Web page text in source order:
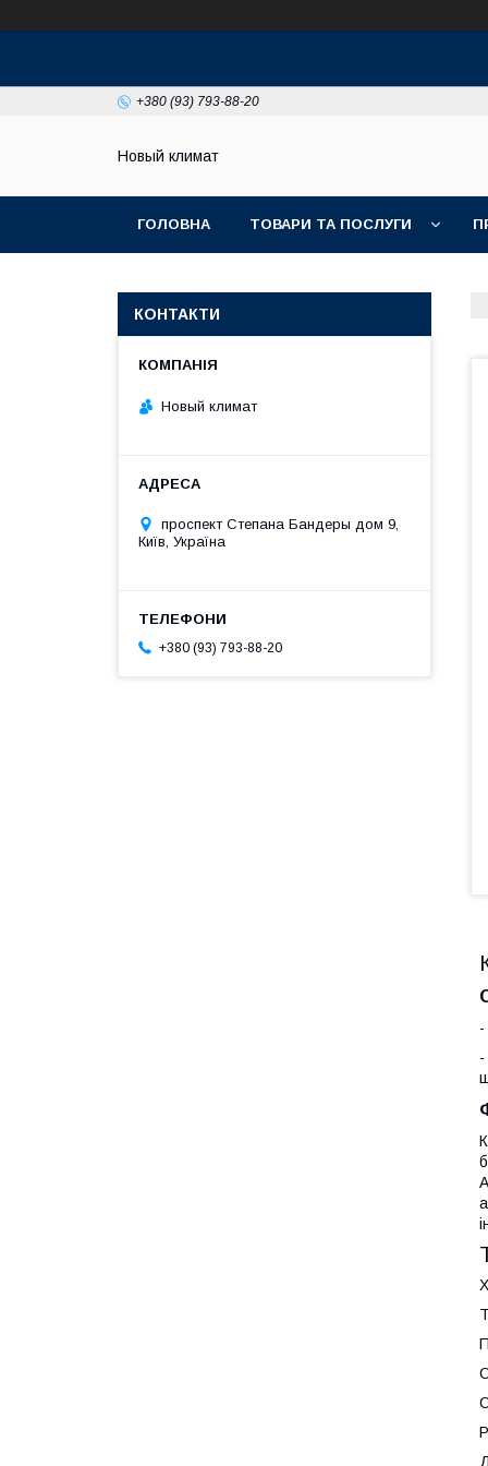
+380 (93) 793-88-20
Новый климат
ГОЛОВНА ТОВАРИ ТА ПОСЛУГИ
-
-
КОНТАКТИ
Новый климат
проспект Степана Бандеры дом 9,
Київ, Україна
+380 (93) 793-88-20